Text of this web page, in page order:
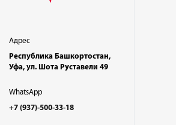
Адрес
Республика Башкортостан,
Уфа, ул. Шота Руставели 49
WhatsApp
+7 (937)-500-33-18